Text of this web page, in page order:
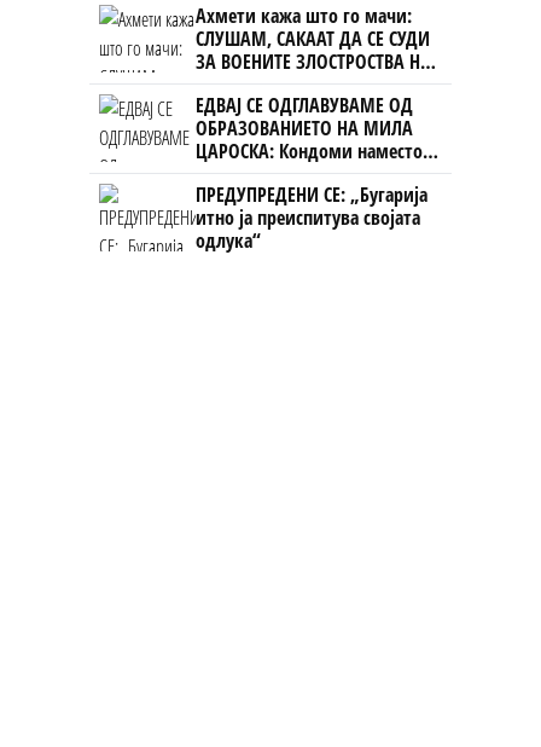
Ахмети кажа што го мачи:
СЛУШАМ, САКААТ ДА СЕ СУДИ
ЗА ВОЕНИТЕ ЗЛОСТРОСТВА НА
УЧК...
ЕДВАЈ СЕ ОДГЛАВУВАМЕ ОД
ОБРАЗОВАНИЕТО НА МИЛА
ЦАРОСКА: Кондоми наместо
книги
ПРЕДУПРЕДЕНИ СЕ: „Бугарија
итно ја преиспитува својата
одлука“